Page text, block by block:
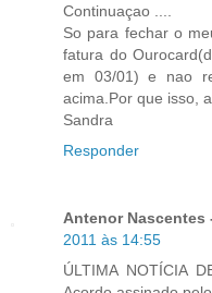
Continuaçao ....
So para fechar o
fatura do
em 03/01) e nao
acima.Por que isso,
Sandra
Responder
Antenor Nascentes
2011 às 14:55
ÚLTIMA NOTÍCIA